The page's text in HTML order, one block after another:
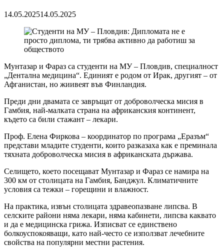
14.05.202514.05.2025
Мунтазар и Фараз са студенти на МУ – Пловдив, специалност
„Дентална медицина“. Единият е родом от Ирак, другият – от
Афганистан, но жиивеят във Финландия.
Преди дни двамата се завръщат от доброволческа мисия в
Гамбия, най-малката страна на африканския континент,
където са били стажант – лекари.
Проф. Елена Фиркова – координатор по програма „Eразъм“
представи младите студенти, които разказаха как е преминала
тяхната доброволческа мисия в африканската държава.
Селището, което посещават Мунтазар и Фараз се намира на
300 км от столицата на Гамбия, Банджул. Климатичните
условия са тежки – горещини и влажност.
На практика, извън столицата здравеопазване липсва. В
селските райони няма лекари, няма кабинети, липсва каквато
и да е медицинска грижа. Изписват се единствено
болкоуспокояващи, като най-често се използват лечебните
свойства на популярни местни растения.